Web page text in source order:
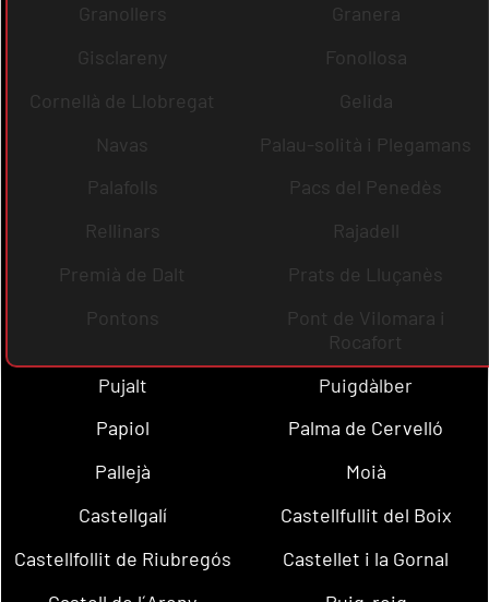
Granollers
Granera
Gisclareny
Fonollosa
Cornellà de Llobregat
Gelida
Navas
Palau-solità i Plegamans
Palafolls
Pacs del Penedès
Rellinars
Rajadell
Premià de Dalt
Prats de Lluçanès
Pontons
Pont de Vilomara i
Rocafort
Pujalt
Puigdàlber
Papiol
Palma de Cervelló
Pallejà
Moià
Castellgalí
Castellfullit del Boix
Castellfollit de Riubregós
Castellet i la Gornal